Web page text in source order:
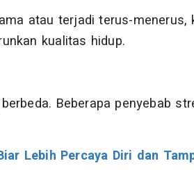
atau terjadi terus-menerus,
kualitas hidup.
Beberapa penyebab
Lebih Percaya Diri dan